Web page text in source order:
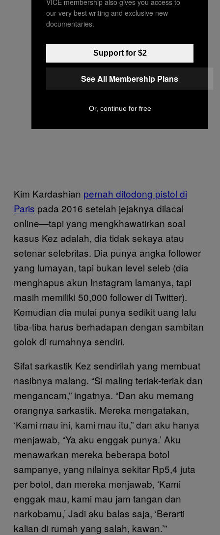
Kim Kardashian pernah ditodong pistol di
Paris pada 2016 setelah jejaknya dilacal
online—tapi yang mengkhawatirkan soal
kasus Kez adalah, dia tidak sekaya atau
setenar selebritas. Dia punya angka follower
yang lumayan, tapi bukan level seleb (dia
menghapus akun Instagram lamanya, tapi
masih memiliki 50,000 follower di Twitter).
Kemudian dia mulai punya sedikit uang lalu
tiba-tiba harus berhadapan dengan sambitan
golok di rumahnya sendiri.
Sifat sarkastik Kez sendirilah yang membuat
nasibnya malang. “Si maling teriak-teriak dan
mengancam,” ingatnya. “Dan aku memang
orangnya sarkastik. Mereka mengatakan,
‘Kami mau ini, kami mau itu,” dan aku hanya
menjawab, “Ya aku enggak punya.’ Aku
menawarkan mereka beberapa botol
sampanye, yang nilainya sekitar Rp5,4 juta
per botol, dan mereka menjawab, ‘Kami
enggak mau, kami mau jam tangan dan
narkobamu,’ Jadi aku balas saja, ‘Berarti
kalian di rumah yang salah, kawan.’”
our very best writing and exclusive new
documentaries.
Support for $2
See All Membership Plans
Or, continue for free